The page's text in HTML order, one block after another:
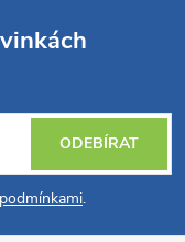
.
ODEBÍRAT